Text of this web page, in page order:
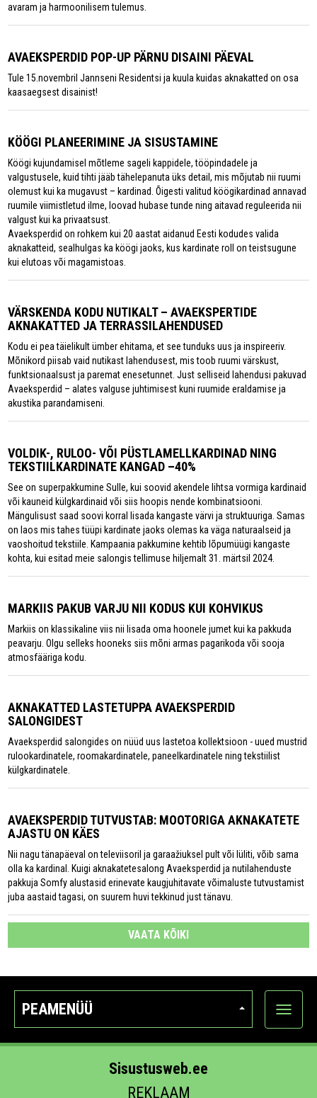
avaram ja harmoonilisem tulemus.
AVAEKSPERDID POP-UP PÄRNU DISAINI PÄEVAL
Tule 15.novembril Jannseni Residentsi ja kuula kuidas aknakatted on osa
kaasaegsest disainist!
KÖÖGI PLANEERIMINE JA SISUSTAMINE
Köögi kujundamisel mõtleme sageli kappidele, tööpindadele ja
valgustusele, kuid tihti jääb tähelepanuta üks detail, mis mõjutab nii ruumi
olemust kui ka mugavust – kardinad. Õigesti valitud köögikardinad annavad
ruumile viimistletud ilme, loovad hubase tunde ning aitavad reguleerida nii
valgust kui ka privaatsust.
Avaeksperdid on rohkem kui 20 aastat aidanud Eesti kodudes valida
aknakatteid, sealhulgas ka köögi jaoks, kus kardinate roll on teistsugune
kui elutoas või magamistoas.
VÄRSKENDA KODU NUTIKALT – AVAEKSPERTIDE
AKNAKATTED JA TERRASSILAHENDUSED
Kodu ei pea täielikult ümber ehitama, et see tunduks uus ja inspireeriv.
Mõnikord piisab vaid nutikast lahendusest, mis toob ruumi värskust,
funktsionaalsust ja paremat enesetunnet. Just selliseid lahendusi pakuvad
Avaeksperdid – alates valguse juhtimisest kuni ruumide eraldamise ja
akustika parandamiseni.
VOLDIK-, RULOO- VÕI PÜSTLAMELLKARDINAD NING
TEKSTIILKARDINATE KANGAD –40%
See on superpakkumine Sulle, kui soovid akendele lihtsa vormiga kardinaid
või kauneid külgkardinaid või siis hoopis nende kombinatsiooni.
Mängulisust saad soovi korral lisada kangaste värvi ja struktuuriga. Samas
on laos mis tahes tüüpi kardinate jaoks olemas ka väga naturaalseid ja
vaoshoitud tekstiile. Kampaania pakkumine kehtib lõpumüügi kangaste
kohta, kui esitad meie salongis tellimuse hiljemalt 31. märtsil 2024.
MARKIIS PAKUB VARJU NII KODUS KUI KOHVIKUS
Markiis on klassikaline viis nii lisada oma hoonele jumet kui ka pakkuda
peavarju. Olgu selleks hooneks siis mõni armas pagarikoda või sooja
atmosfääriga kodu.
AKNAKATTED LASTETUPPA AVAEKSPERDID
SALONGIDEST
Avaeksperdid salongides on nüüd uus lastetoa kollektsioon - uued mustrid
rulookardinatele, roomakardinatele, paneelkardinatele ning tekstiilist
külgkardinatele.
AVAEKSPERDID TUTVUSTAB: MOOTORIGA AKNAKATETE
AJASTU ON KÄES
Nii nagu tänapäeval on televiisoril ja garaažiuksel pult või lüliti, võib sama
olla ka kardinal. Kuigi aknakatetesalong Avaeksperdid ja nutilahenduste
pakkuja Somfy alustasid erinevate kaugjuhitavate võimaluste tutvustamist
juba aastaid tagasi, on suurem huvi tekkinud just tänavu.
VAATA KÕIKI
PEAMENÜÜ
Ava
Sisustusweb.ee
REKLAAM